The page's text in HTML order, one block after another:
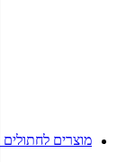
מוצרים לחתולים